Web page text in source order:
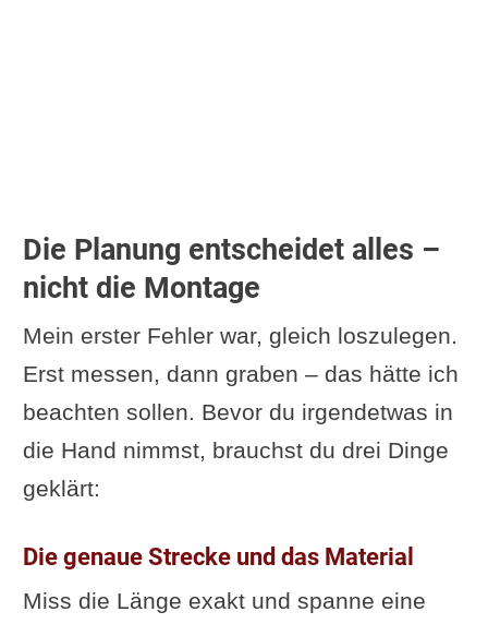
Die Planung entscheidet alles –
nicht die Montage
Mein erster Fehler war, gleich loszulegen.
Erst messen, dann graben – das hätte ich
beachten sollen. Bevor du irgendetwas in
die Hand nimmst, brauchst du drei Dinge
geklärt:
Die genaue Strecke und das Material
Miss die Länge exakt und spanne eine